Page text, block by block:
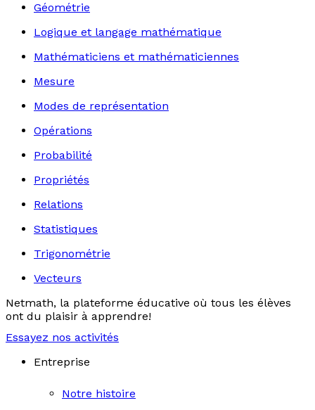
Géométrie
Logique et langage mathématique
Mathématiciens et mathématiciennes
Mesure
Modes de représentation
Opérations
Probabilité
Propriétés
Relations
Statistiques
Trigonométrie
Vecteurs
Netmath, la plateforme éducative où tous les élèves
ont du plaisir à apprendre!
Essayez nos activités
Entreprise
Notre histoire